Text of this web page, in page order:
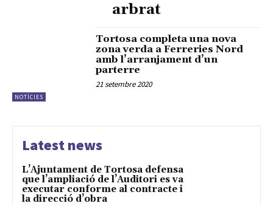
arbrat
NOTÍCIES
Tortosa completa una nova
zona verda a Ferreries Nord
amb l’arranjament d’un
parterre
21 setembre 2020
Latest news
L’Ajuntament de Tortosa defensa
que l’ampliació de l’Auditori es va
executar conforme al contracte i
la direcció d’obra